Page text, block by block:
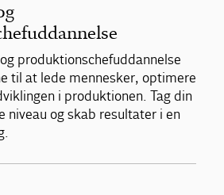
produktionschefuddannelse
til at lede mennesker, optimere
i produktionen. Tag din
niveau og skab resultater i en